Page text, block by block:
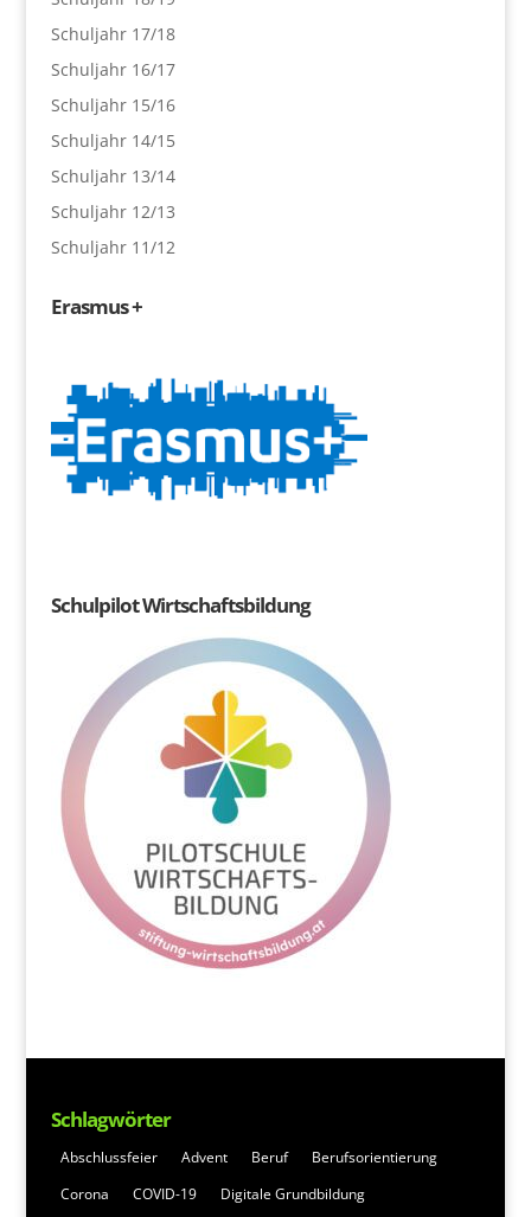
Schuljahr 17/18
Schuljahr 16/17
Schuljahr 15/16
Schuljahr 14/15
Schuljahr 13/14
Schuljahr 12/13
Schuljahr 11/12
Erasmus +
Schulpilot Wirtschaftsbildung
Schlagwörter
Abschlussfeier Advent Beruf
Berufsorientierung
Corona
COVID-19 Digitale Grundbildung